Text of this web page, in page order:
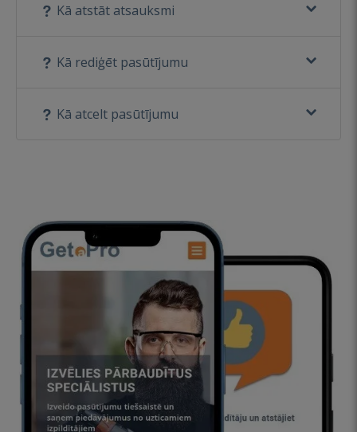
Kā atstāt atsauksmi
Kā rediģēt pasūtījumu
Kā atcelt pasūtījumu